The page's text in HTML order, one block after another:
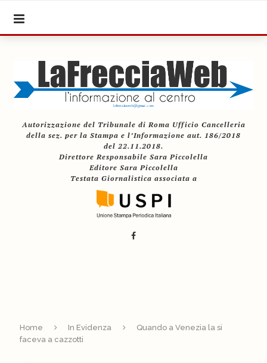
Autorizzazione del Tribunale di Roma Ufficio Cancelleria
della sez. per la Stampa e l’Informazione aut. 186/2018
del 22.11.2018.
Direttore Responsabile Sara Piccolella
Editore Sara Piccolella
Testata Giornalistica associata a
Home In Evidenza
Quando a Venezia la si
faceva a cazzotti